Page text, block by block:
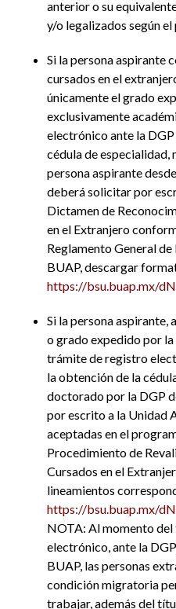
anterior o su
y/o legalizados según
Si la persona aspirante
cursados en el
únicamente el grado
exclusivamente
electrónico ante la
cédula de
persona aspirante
deberá solicitar por
Dictamen de
en el Extranjero
Reglamento General
BUAP, descargar
https://bsu.buap.mx/
Si la persona aspirante,
o grado expedido por
trámite de registro
la obtención de la
doctorado por la DGP
por escrito a la Unidad
aceptadas en el
Procedimiento de
Cursados en el
lineamientos
https://bsu.buap.mx/
NOTA: Al momento
electrónico, ante la
BUAP, las personas
condición migratoria
trabajar, además del